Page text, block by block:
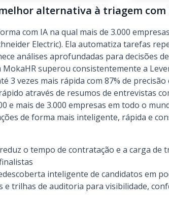
melhor alternativa à triagem
com IA na qual mais de 3.000
Electric). Ela automatiza tarefas
análises aprofundadas para decisões
superou consistentemente a
3 vezes mais rápida com 87% de
através de resumos de entrevistas
e mais de 3.000 empresas em todo o
de forma mais inteligente, rápida e
o tempo de contratação e a carga
inteligente de candidatos em
e trilhas de auditoria para visibilidade,